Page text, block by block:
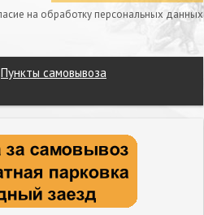
на обработку персональных данных
Пункты самовывоза